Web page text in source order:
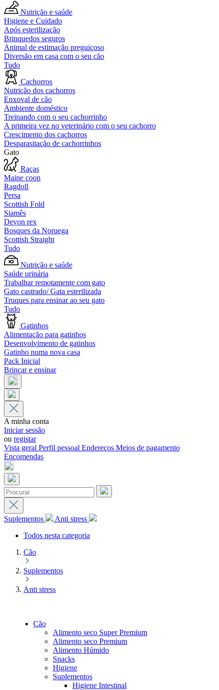
Nutrição e saúde
Higiene e Cuidado
Após esterilização
Brinquedos seguros
Animal de estimação preguiçoso
Diversão em casa com o seu cão
Tudo
Cachorros
Nutrição dos cachorros
Enxoval de cão
Ambiente doméstico
Treinando com o seu cachorrinho
A primeira vez no veterinário com o seu cachorro
Crescimento dos cachorros
Desparasitação de cachorrinhos
Gato
Raças
Maine coon
Ragdoll
Persa
Scottish Fold
Siamês
Devon rex
Bosques da Noruega
Scottish Straight
Tudo
Nutrição e saúde
Saúde urinária
Trabalhar remotamente com gato
Gato castrado/ Gata esterilizada
Truques para ensinar ao seu gato
Tudo
Gatinhos
Alimentação para gatinhos
Desenvolvimento de gatinhos
Gatinho numa nova casa
Pack Inicial
Brincar e ensinar
A minha conta
Iniciar sessão
ou registar
Vista geral Perfil pessoal Endereços Meios de pagamento
Encomendas
Suplementos
Anti stress
Todos nesta categoria
Cão
Suplementos
Anti stress
Cão
Alimento seco Super Premium
Alimento seco Premium
Alimento Húmido
Snacks
Higiene
Suplementos
Higiene Intestinal